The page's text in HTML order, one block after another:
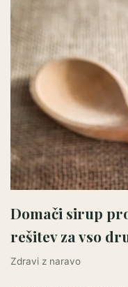
Domači sirup
rešitev za vso
Zdravi z naravo